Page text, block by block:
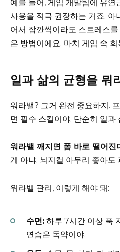
예를 들어, 게임 개발팀에 유
사용을 적극 권장하는 거죠. 아
어서 잠깐씩이라도 스트레스
은 방법이에요. 마치 게임 속
일과 삶의 균형을 뭐
워라밸? 그거 완전 중요하지.
면 필수 스킬이야. 단순히 일과
워라밸 깨지면 폼 바로 떨어진
게 아냐. 뇌지컬 아무리 좋아도
워라밸 관리, 이렇게 해야 돼:
수면: 하루 7시간 이상 푹
연습은 독약이야.